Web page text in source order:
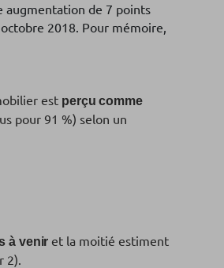
augmentation de 7 points
2018. Pour mémoire,
est perçu comme
pour 91 %) selon un
à venir et la moitié estiment
2).